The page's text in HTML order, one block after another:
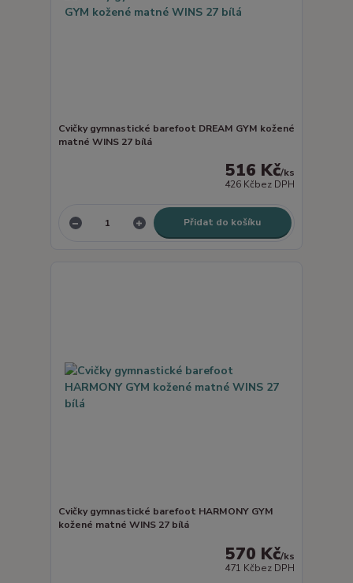
Cvičky gymnastické barefoot DREAM GYM kožené
matné WINS 27 bílá
516 Kč/ks
426 Kčbez DPH
Přidat do košíku
Cvičky gymnastické barefoot HARMONY GYM
kožené matné WINS 27 bílá
570 Kč/ks
471 Kčbez DPH